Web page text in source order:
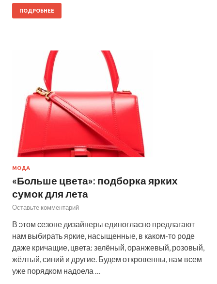
ПОДРОБНЕЕ
МОДА
«Больше цвета»: подборка ярких
сумок для лета
Оставьте комментарий
В этом сезоне дизайнеры единогласно предлагают
нам выбирать яркие, насыщенные, в каком-то роде
даже кричащие, цвета: зелёный, оранжевый, розовый,
жёлтый, синий и другие. Будем откровенны, нам всем
уже порядком надоела …